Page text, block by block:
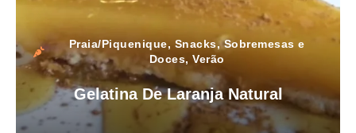
Praia/Piquenique, Snacks,Sobremesas e
Doces,Verão
Gelatina De Laranja Natural